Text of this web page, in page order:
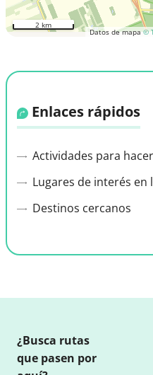
Datos de mapa©
2 km
Enlaces rápidos
Actividades para
Lugares de interés en
Destinos cercanos
¿Busca rutas
que pasen por